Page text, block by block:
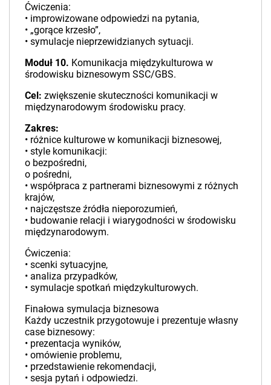
Ćwiczenia:
• improwizowane odpowiedzi na pytania,
• „gorące krzesło”,
• symulacje nieprzewidzianych sytuacji.
Moduł 10. Komunikacja międzykulturowa w
środowisku biznesowym SSC/GBS.
Cel: zwiększenie skuteczności komunikacji w
międzynarodowym środowisku pracy.
Zakres:
• różnice kulturowe w komunikacji biznesowej,
• style komunikacji:
o bezpośredni,
o pośredni,
• współpraca z partnerami biznesowymi z różnych
krajów,
• najczęstsze źródła nieporozumień,
• budowanie relacji i wiarygodności w środowisku
międzynarodowym.
Ćwiczenia:
• scenki sytuacyjne,
• analiza przypadków,
• symulacje spotkań międzykulturowych.
Finałowa symulacja biznesowa
Każdy uczestnik przygotowuje i prezentuje własny
case biznesowy:
• prezentacja wyników,
• omówienie problemu,
• przedstawienie rekomendacji,
• sesja pytań i odpowiedzi.